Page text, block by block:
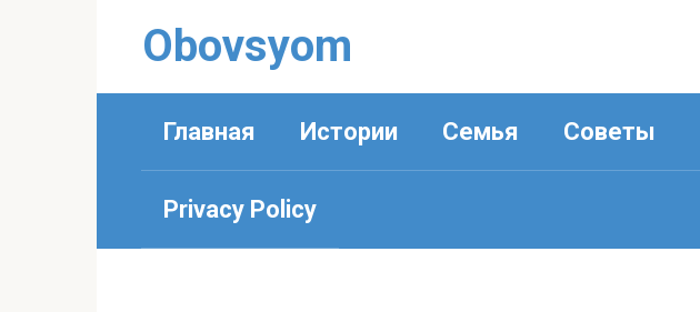
Obovsyom
Главная Истории Семья Советы
Privacy Policy